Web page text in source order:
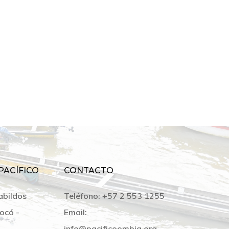
-
CONTACTO
Teléfono: +57 2 553 1255
Email: